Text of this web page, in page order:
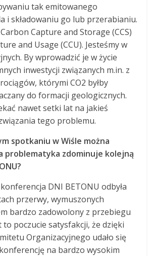
tak emitowanego
i składowaniu go lub przerabianiu.
Capture and Storage (CCS)
and Usage (CCU). Jesteśmy w
By wprowadzić je w życie
inwestycji związanych m.in. z
którymi CO2 byłby
do formacji geologicznych.
nawet setki lat na jakieś
tego problemu.
spotkaniu w Wiśle można
problematyka zdominuje kolejną
DNI BETONU odbyła
przerwy, wymuszonych
bardzo zadowolony z przebiegu
to poczucie satysfakcji, że dzięki
Organizacyjnego udało się
na bardzo wysokim